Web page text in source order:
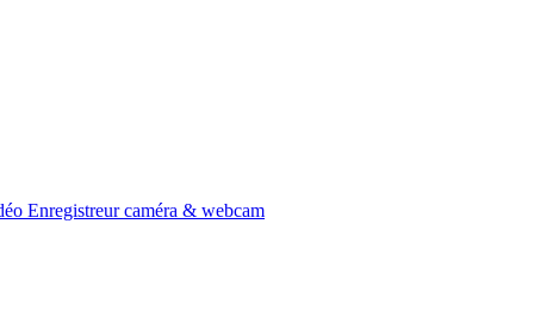
Enregistreur caméra & webcam